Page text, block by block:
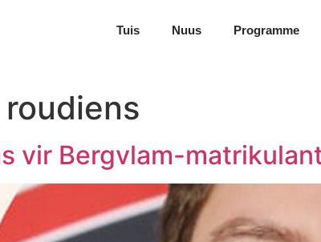
Tuis Nuus Programme
roudiens
vir Bergvlam-